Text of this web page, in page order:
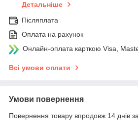
Детальніше
Післяплата
Оплата на рахунок
Онлайн-оплата карткою Visa,
Всі умови оплати
Умови повернення
Повернення товару впродовж 14 днів